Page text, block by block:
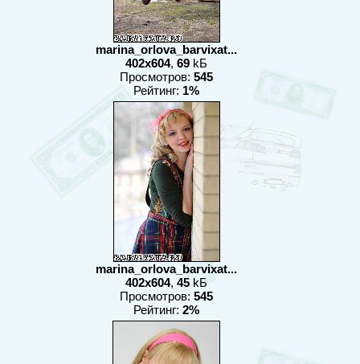
marina_orlova_barvixat...
402x604, 69 kБ
Просмотров: 545
Рейтинг: 1%
marina_orlova_barvixat...
402x604, 45 kБ
Просмотров: 545
Рейтинг: 2%